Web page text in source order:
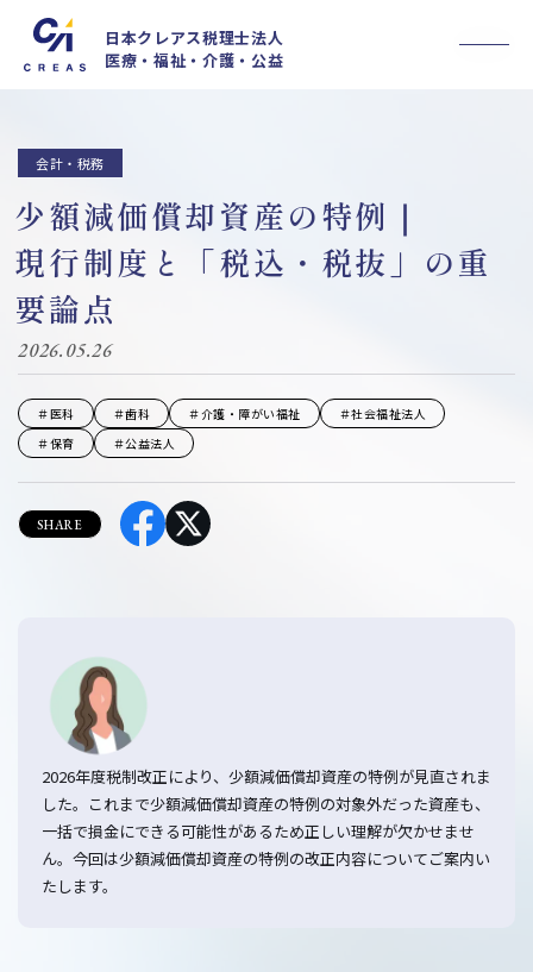
日本クレアス税理士法人
医療・福祉・介護・公益
MyKomon
採用情報
法人概要
お知らせ
セミナー
お客様の声
ブログ
メルマガ
医療情報誌CLIENT
お問い合わせ
会計・税務
少額減価償却資産の特例｜
現行制度と「税込・税抜」の重
要論点
2026.05.26
＃医科 ＃歯科 ＃介護・障がい福祉
＃社会福祉法人
＃保育
＃公益法人
SHARE
2026年度税制改正により、少額減価償却資産の特例が見直されま
した。これまで少額減価償却資産の特例の対象外だった資産も、
一括で損金にできる可能性があるため正しい理解が欠かせませ
ん。今回は少額減価償却資産の特例の改正内容についてご案内い
たします。